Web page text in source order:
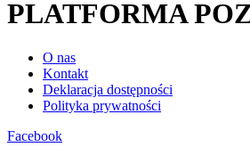
PLATFORMA
O nas
Kontakt
Deklaracja dostępności
Polityka prywatności
Facebook